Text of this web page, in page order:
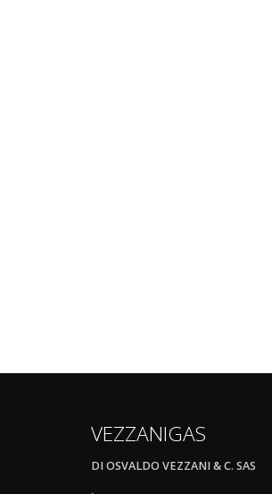
VEZZANIGAS
DI OSVALDO VEZZANI & C. SAS